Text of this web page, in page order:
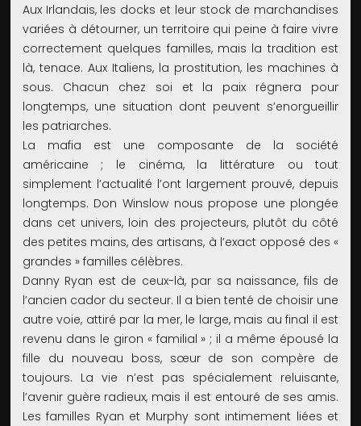
Aux Irlandais, les docks et leur stock de marchandises
variées à détourner, un territoire qui peine à faire vivre
correctement quelques familles, mais la tradition est
là, tenace. Aux Italiens, la prostitution, les machines à
sous. Chacun chez soi et la paix régnera pour
longtemps, une situation dont peuvent s’enorgueillir
les patriarches.
La mafia est une composante de la société
américaine ; le cinéma, la littérature ou tout
simplement l’actualité l’ont largement prouvé, depuis
longtemps. Don Winslow nous propose une plongée
dans cet univers, loin des projecteurs, plutôt du côté
des petites mains, des artisans, à l’exact opposé des «
grandes » familles célèbres.
Danny Ryan est de ceux-là, par sa naissance, fils de
l’ancien cador du secteur. Il a bien tenté de choisir une
autre voie, attiré par la mer, le large, mais au final il est
revenu dans le giron « familial » ; il a même épousé la
fille du nouveau boss, sœur de son compère de
toujours. La vie n’est pas spécialement reluisante,
l’avenir guère radieux, mais il est entouré de ses amis.
Les familles Ryan et Murphy sont intimement liées et